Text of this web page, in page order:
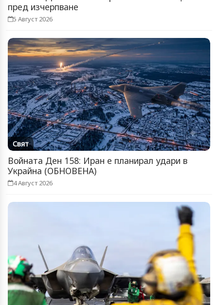
пред изчерпване
5 Август 2026
Свят
Войната Ден 158: Иран е планирал удари в
Украйна (ОБНОВЕНА)
4 Август 2026